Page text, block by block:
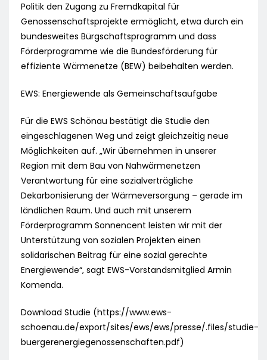
Politik den Zugang zu Fremdkapital für
Genossenschaftsprojekte ermöglicht, etwa durch ein
bundesweites Bürgschaftsprogramm und dass
Förderprogramme wie die Bundesförderung für
effiziente Wärmenetze (BEW) beibehalten werden.
EWS: Energiewende als Gemeinschaftsaufgabe
Für die EWS Schönau bestätigt die Studie den
eingeschlagenen Weg und zeigt gleichzeitig neue
Möglichkeiten auf. „Wir übernehmen in unserer
Region mit dem Bau von Nahwärmenetzen
Verantwortung für eine sozialverträgliche
Dekarbonisierung der Wärmeversorgung – gerade im
ländlichen Raum. Und auch mit unserem
Förderprogramm Sonnencent leisten wir mit der
Unterstützung von sozialen Projekten einen
solidarischen Beitrag für eine sozial gerechte
Energiewende“, sagt EWS-Vorstandsmitglied Armin
Komenda.
Download Studie (https://www.ews-
schoenau.de/export/sites/ews/ews/presse/.files/studie-
buergerenergiegenossenschaften.pdf)